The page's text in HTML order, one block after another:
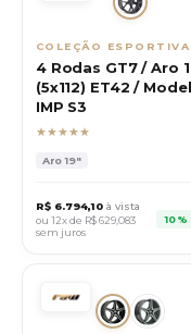
COLEÇÃO ESPORTIVA
4 Rodas GT7 / Aro
(5x112) ET42 /
IMP S3
★★★★★
Aro19"
R$ 6.794,10 à vista
ou 12x de R$629,083
sem juros
10%